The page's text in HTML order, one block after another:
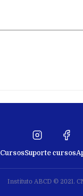
CursosSuporte cursos
Instituto ABCD © 2021.